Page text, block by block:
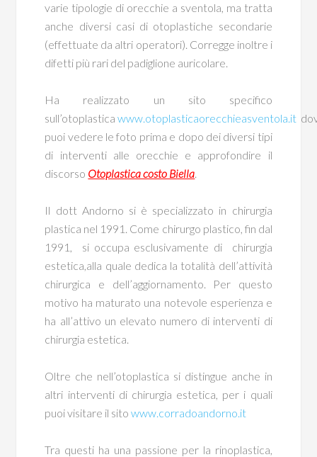
varie tipologie di orecchie a sventola, ma tratta
anche diversi casi di otoplastiche secondarie
(effettuate da altri operatori). Corregge inoltre i
difetti più rari del padiglione auricolare.
Ha realizzato un sito specifico
sull’otoplasticawww.otoplasticaorecchieasventola.it
puoi vedere le foto prima e dopo dei diversi tipi
di interventi alle orecchie e approfondire il
discorso Otoplastica costo Biella.
Il dott Andorno si è specializzato in chirurgia
plastica nel 1991. Come chirurgo plastico, fin dal
1991, si occupa esclusivamente di chirurgia
estetica,alla quale dedica la totalità dell’attività
chirurgica e dell’aggiornamento. Per questo
motivo ha maturato una notevole esperienza e
ha all’attivo un elevato numero di interventi di
chirurgia estetica.
Oltre che nell’otoplastica si distingue anche in
altri interventi di chirurgia estetica, per i quali
puoi visitare il sitowww.corradoandorno.it
Tra questi ha una passione per la rinoplastica,